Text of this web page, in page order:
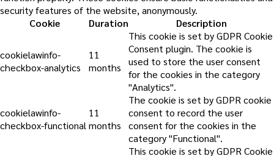
security features of the website, anonymously.
Cookie
Duration Description
cookielawinfo-
checkbox-analytics
11
months
This cookie is set by GDPR Cookie
Consent plugin. The cookie is
used to store the user consent
for the cookies in the category
"Analytics".
cookielawinfo-
checkbox-functional
11
months
The cookie is set by GDPR cookie
consent to record the user
consent for the cookies in the
category "Functional".
This cookie is set by GDPR Cookie